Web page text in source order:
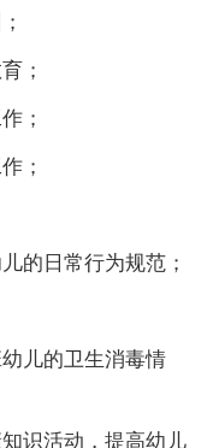
；
；
；
的日常行为规范；
儿的卫生消毒情
识活动，提高幼儿